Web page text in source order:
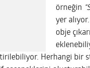
örneğin
yer
obje
Herhangi bir